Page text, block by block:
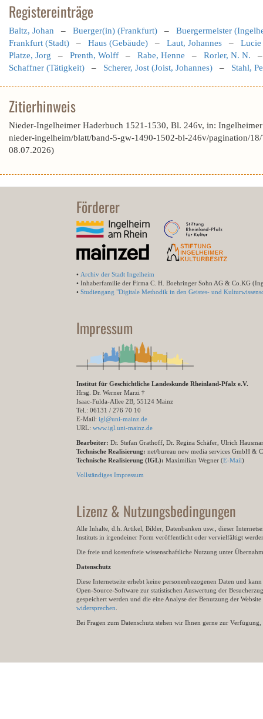
Registereinträge
Baltz, Johan – Buerger(in) (Frankfurt) – Buergermeister
Frankfurt (Stadt) – Haus (Gebäude) – Laut, Johannes –
Platze, Jorg – Prenth, Wolff – Rabe, Henne – Rorler, N. N.
Schaffner (Tätigkeit) – Scherer, Jost (Joist, Johannes) – Stahl,
Zitierhinweis
Nieder-Ingelheimer Haderbuch 1521-1530, Bl. 246v, in:
nieder-ingelheim/blatt/band-5-gw-1490-1502-bl-246v/pagination/
08.07.2026)
Förderer
• Archiv der Stadt Ingelheim
• Inhaberfamilie der Firma C. H. Boehringer Sohn AG & Co.KG
• Studiengang "Digitale Methodik in den Geistes- und
Impressum
Institut für Geschichtliche Landeskunde Rheinland-Pfalz e.V.
Hrsg. Dr. Werner Marzi †
Isaac-Fulda-Allee 2B, 55124 Mainz
Tel.: 06131 / 276 70 10
E-Mail: igl@uni-mainz.de
URL: www.igl.uni-mainz.de
Bearbeiter: Dr. Stefan Grathoff, Dr. Regina Schäfer, Ulrich
Technische Realisierung: net/bureau new media services GmbH &
Technische Realisierung (IGL): Maximilian Wegner (E-Mail)
Vollständiges Impressum
Lizenz & Nutzungsbedingungen
Alle Inhalte, d.h. Artikel, Bilder, Datenbanken usw., dieser
Instituts in irgendeiner Form veröffentlicht oder vervielfältigt
Die freie und kostenfreie wissenschaftliche Nutzung unter
Datenschutz
Diese Internetseite erhebt keine personenbezogenen Daten und
Open-Source-Software zur statistischen Auswertung der
gespeichert werden und die eine Analyse der Benutzung der
widersprechen
Bei Fragen zum Datenschutz stehen wir Ihnen gerne zur